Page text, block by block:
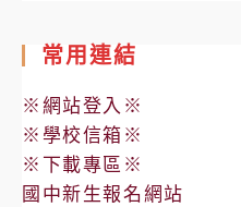
常用連結
※網站登入※
※學校信箱※
※下載專區※
國中新生報名網站